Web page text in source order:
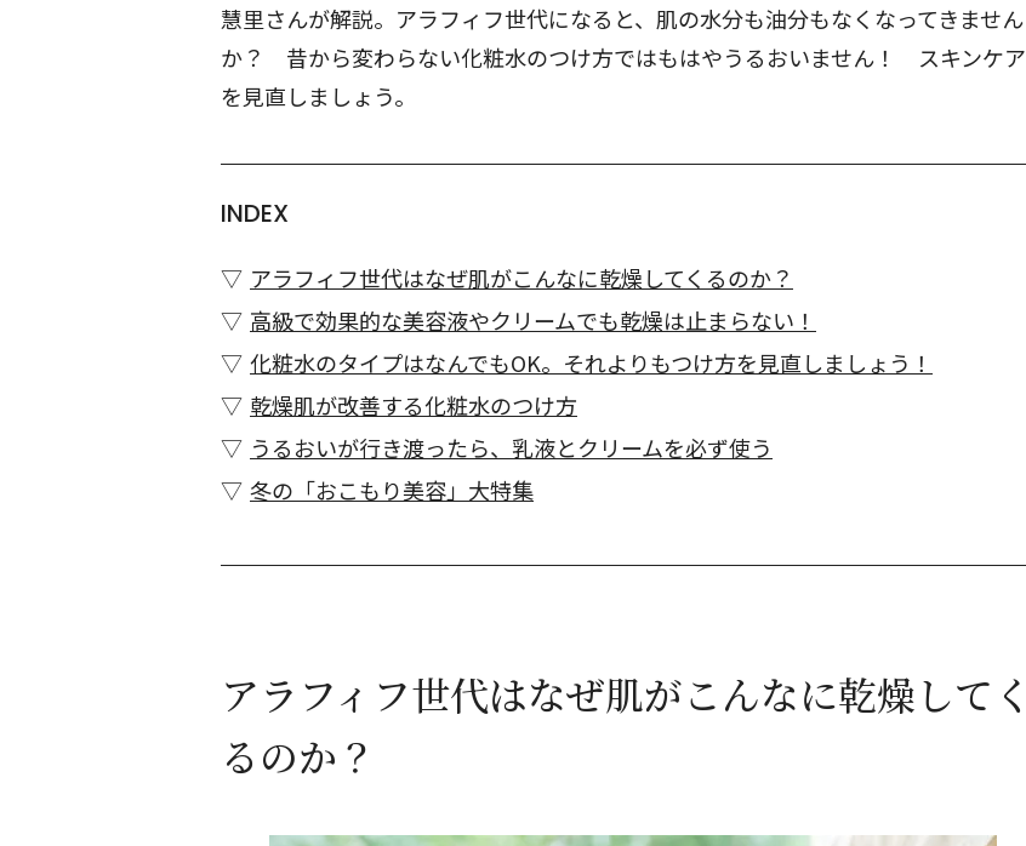
慧里さんが解説。アラフィフ世代になると、肌の水分も油分もなくなってきません
か？ 昔から変わらない化粧水のつけ方ではもはやうるおいません！ スキンケア
を見直しましょう。
INDEX
アラフィフ世代はなぜ肌がこんなに乾燥してくるのか？
高級で効果的な美容液やクリームでも乾燥は止まらない！
化粧水のタイプはなんでもOK。それよりもつけ方を見直しましょう！
乾燥肌が改善する化粧水のつけ方
うるおいが行き渡ったら、乳液とクリームを必ず使う
冬の「おこもり美容」大特集
アラフィフ世代はなぜ肌がこんなに乾燥してく
るのか？